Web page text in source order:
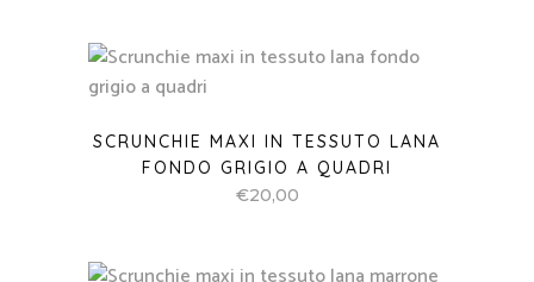
SCRUNCHIE MAXI IN TESSUTO LANA
FONDO GRIGIO A QUADRI
€20,00